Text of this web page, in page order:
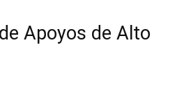
Apoyos de Alto